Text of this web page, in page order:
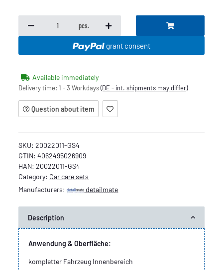
pcs.
grant consent
Available immediately
Delivery time:1 - 3 Workdays(DE - int. shipments may differ)
Question about item
SKU:20022011-GS4
GTIN: 4062495026909
HAN: 20022011-GS4
Category: Car care sets
Manufacturers:
detailmate
Description
Anwendung & Oberfläche:
kompletter Fahrzeug Innenbereich